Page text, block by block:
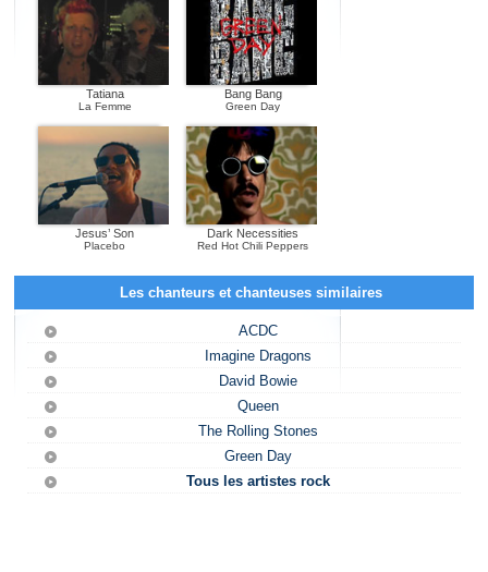
Tatiana
La Femme
Bang Bang
Green Day
Jesus’ Son
Placebo
Dark Necessities
Red Hot Chili Peppers
Les chanteurs et chanteuses similaires
ACDC
Imagine Dragons
David Bowie
Queen
The Rolling Stones
Green Day
Tous les artistes rock